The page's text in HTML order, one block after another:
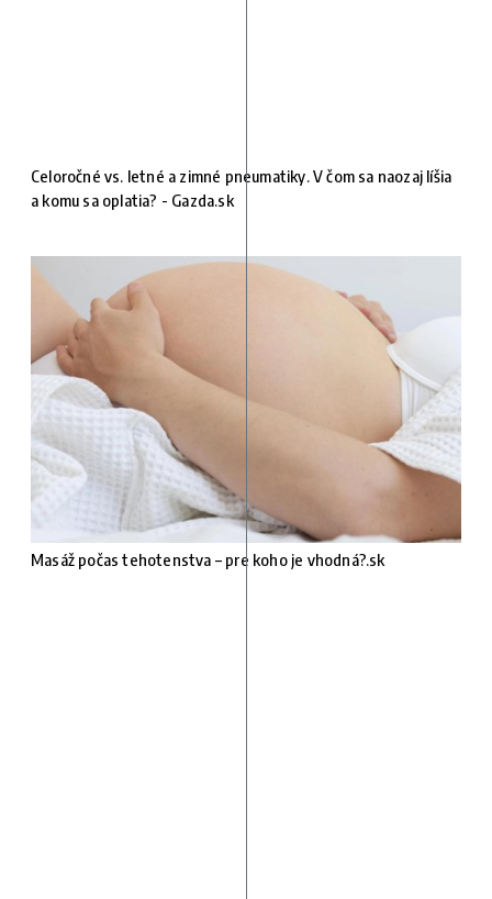
Celoročné vs. letné a zimné pneumatiky. V čom sa naozaj líšia
a komu sa oplatia? - Gazda.sk
Masáž počas tehotenstva – pre koho je vhodná?.sk